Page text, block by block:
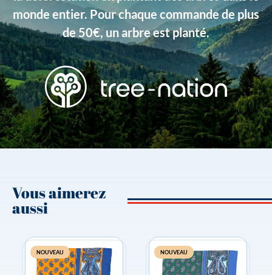
Type de produits Liberty
monde entier. Pour chaque commande de plus
de 50€, un arbre est planté.
Vous aimerez
aussi
NOUVEAU NOUVEAU